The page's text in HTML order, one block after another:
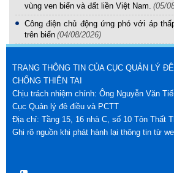
vùng ven biển và đất liền Việt Nam. (05/
Công điện chủ động ứng phó với áp
trên biển (04/08/2026)
TRANG THÔNG TIN CỦA CỤC QUẢN LÝ
CHỐNG THIÊN TAI
Chịu trách nhiệm chính: Ông Nguyễn Văn
Cục Quản lý đê điều và PCTT
Địa chỉ: Tầng 15, 16 nhà C, số 10 Tôn Thất
Ghi rõ nguồn khi phát hành lại thông tin từ